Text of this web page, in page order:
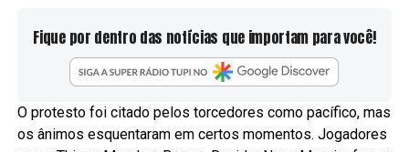
Fique por dentro das notícias que importam para você!
O protesto foi citado pelos torcedores como pacífico, mas
os ânimos esquentaram em certos momentos. Jogadores